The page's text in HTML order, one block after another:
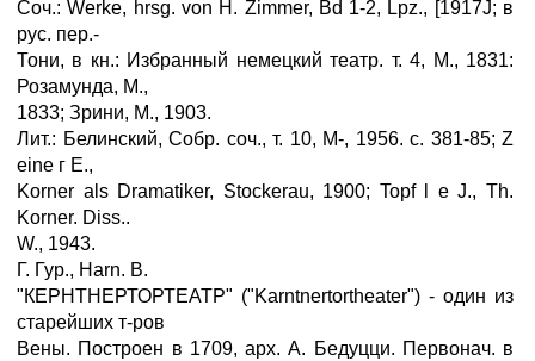
Соч.: Werke, hrsg. von H. Zimmer, Bd 1-2, Lpz., [1917J; в
рус. пер.-
Тони, в кн.: Избранный немецкий театр. т. 4, М., 1831:
Розамунда, М.,
1833; Зрини, М., 1903.
Лит.: Белинский, Собр. соч., т. 10, М-, 1956. с. 381-85; Z
eine г E.,
Korner als Dramatiker, Stockerau, 1900; Topf l e J., Th.
Korner. Diss..
W., 1943.
Г. Гур., Harn. В.
"КЕРНТНЕРТОРТЕАТР" ("Karntnertortheater") - один из
старейших т-ров
Вены. Построен в 1709, арх. А. Бедуцци. Первонач. в